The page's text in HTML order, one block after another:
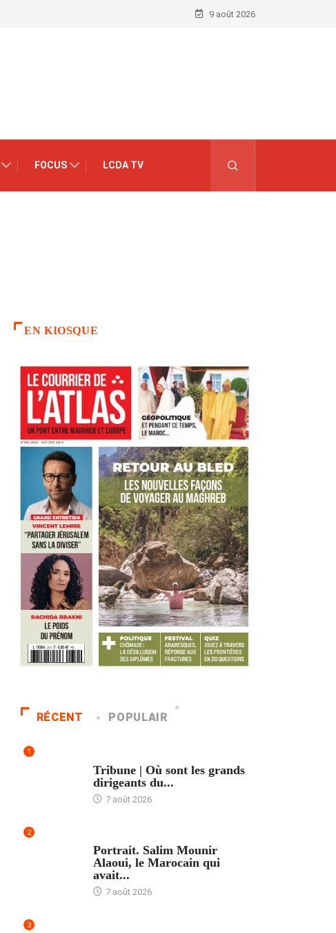
9 août 2026
FOCUS LCDA TV
EN KIOSQUE
RÉCENT POPULAIR
1
Tribune | Où sont les grands
dirigeants du...
7 août 2026
2
Portrait. Salim Mounir
Alaoui, le Marocain qui
avait...
7 août 2026
3